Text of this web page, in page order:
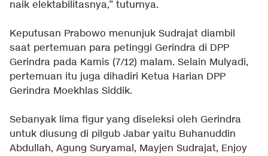
naik elektabilitasnya,” tuturnya.
Keputusan Prabowo menunjuk Sudrajat diambil
saat pertemuan para petinggi Gerindra di DPP
Gerindra pada Kamis (7/12) malam. Selain Mulyadi,
pertemuan itu juga dihadiri Ketua Harian DPP
Gerindra Moekhlas Siddik.
Sebanyak lima figur yang diseleksi oleh Gerindra
untuk diusung di pilgub Jabar yaitu Buhanuddin
Abdullah, Agung Suryamal, Mayjen Sudrajat, Enjoy